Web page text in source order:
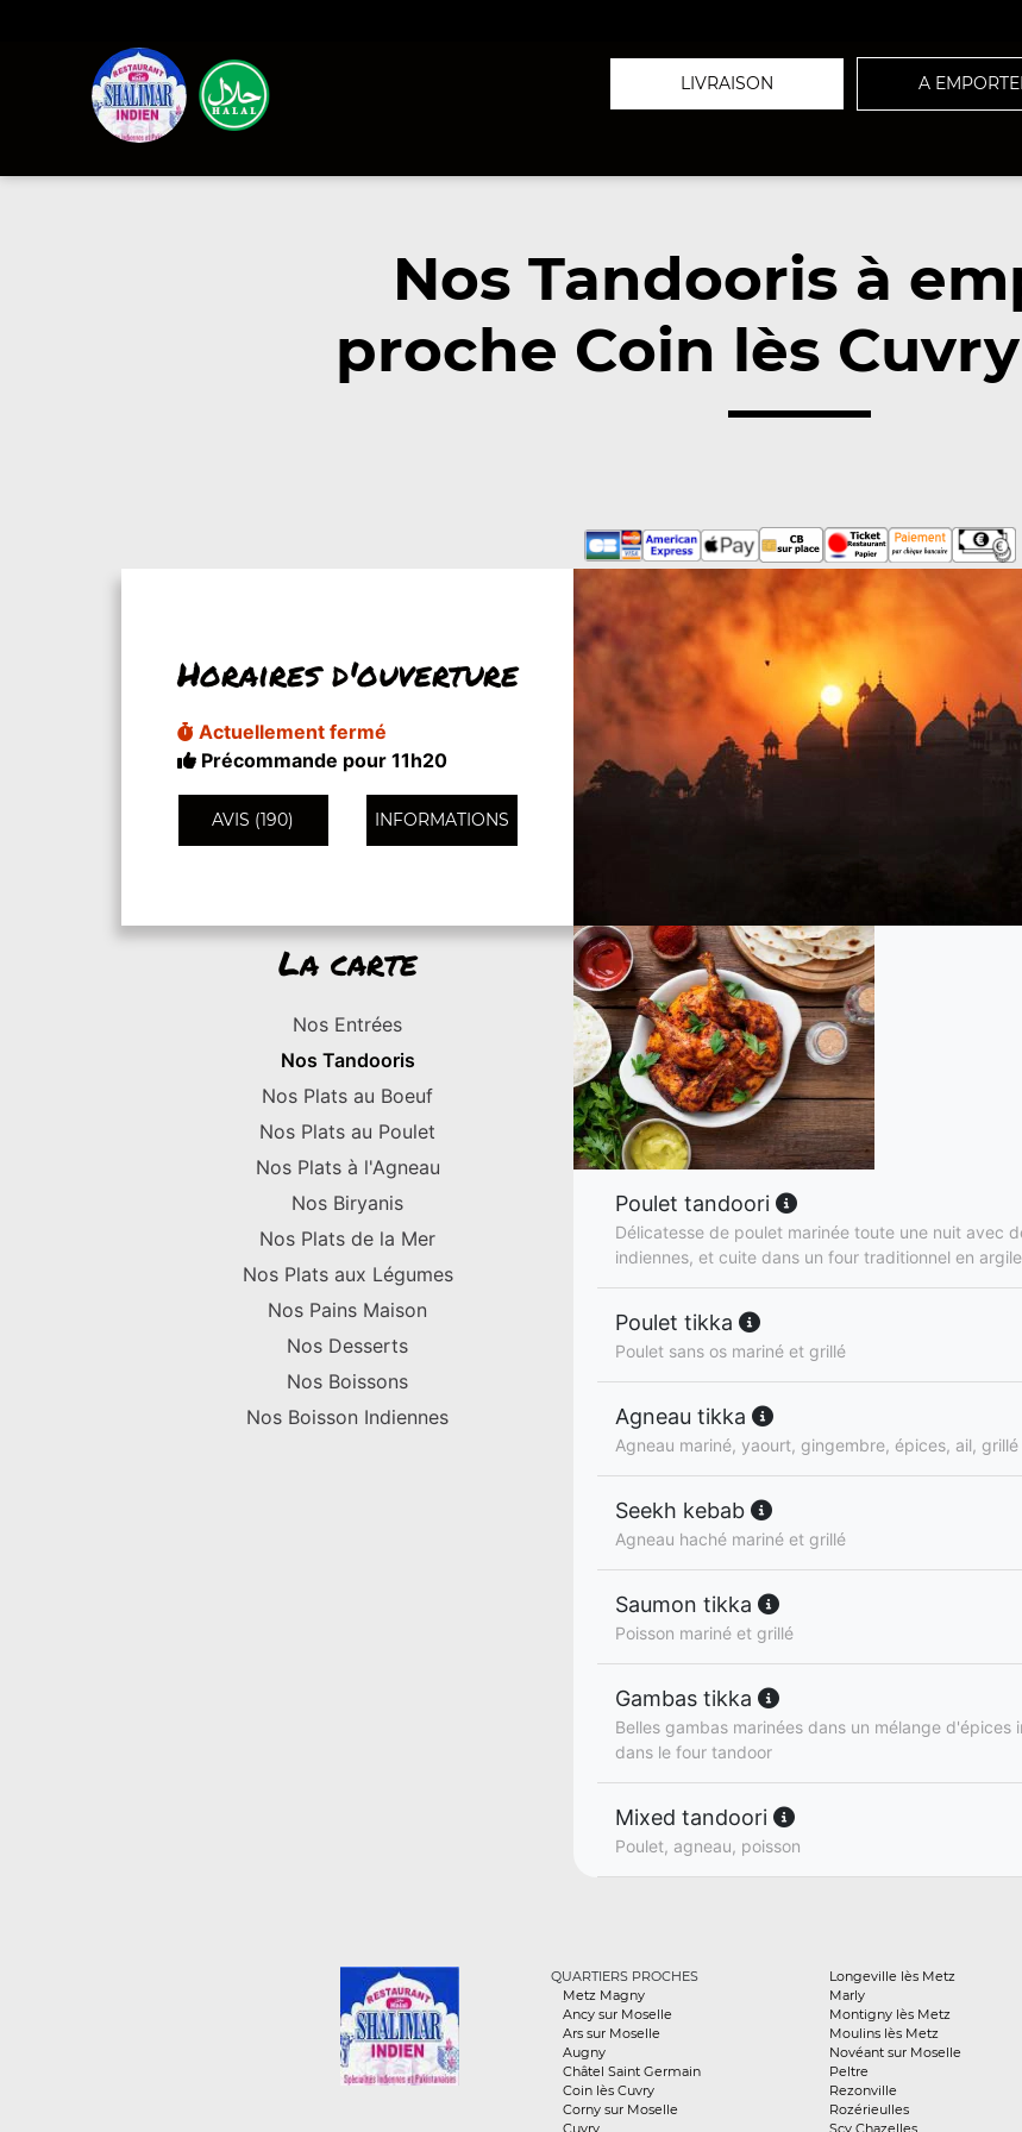
LIVRAISON A
Nos Tandooris à
proche Coin lès
Horaires d'ouverture
Actuellement fermé
Précommande pour 11h20
AVIS (190) INFORMATIONS
La carte
Nos Entrées
Nos Tandooris
Nos Plats au Boeuf
Nos Plats au Poulet
Nos Plats à l'Agneau
Nos Biryanis
Nos Plats de la Mer
Nos Plats aux Légumes
Nos Pains Maison
Nos Desserts
Nos Boissons
Nos Boisson Indiennes
Poulet tandoori
Délicatesse de poulet marinée toute une nuit avec
indiennes, et cuite dans un four traditionnel en argile
Poulet tikka
Poulet sans os mariné et grillé
Agneau tikka
Agneau mariné, yaourt, gingembre, épices, ail, grillé
Seekh kebab
Agneau haché mariné et grillé
Saumon tikka
Poisson mariné et grillé
Gambas tikka
Belles gambas marinées dans un mélange d'épices
dans le four tandoor
Mixed tandoori
Poulet, agneau, poisson
QUARTIERS PROCHES
Metz Magny
Ancy sur Moselle
Ars sur Moselle
Augny
Châtel Saint Germain
Coin lès Cuvry
Corny sur Moselle
Cuvry
Longeville lès Metz
Marly
Montigny lès Metz
Moulins lès Metz
Novéant sur Moselle
Peltre
Rezonville
Rozérieulles
Scy Chazelles